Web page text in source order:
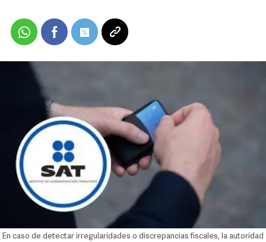
En caso de detectar irregularidades o discrepancias fiscales, la autoridad